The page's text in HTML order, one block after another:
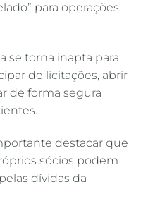
para operações
se torna inapta para
de licitações, abrir
de forma segura
destacar que
sócios podem
dívidas da